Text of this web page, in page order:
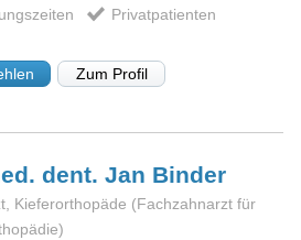
Privatpatienten
Zum Profil
dent. Jan Binder
Kieferorthopäde (Fachzahnarzt für